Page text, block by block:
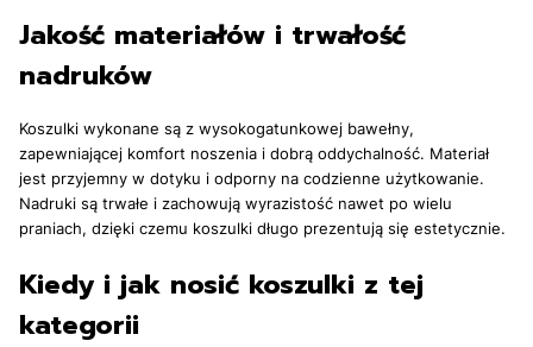
Jakość materiałów i trwałość
nadruków
Koszulki wykonane są z wysokogatunkowej bawełny,
zapewniającej komfort noszenia i dobrą oddychalność. Materiał
jest przyjemny w dotyku i odporny na codzienne użytkowanie.
Nadruki są trwałe i zachowują wyrazistość nawet po wielu
praniach, dzięki czemu koszulki długo prezentują się estetycznie.
Kiedy i jak nosić koszulki z tej
kategorii